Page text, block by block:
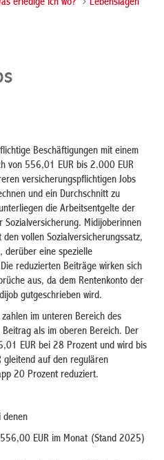
erledige ich wo? Lebenslagen
Beschäftigungen mit einem
von 556,01 EUR bis 2.000 EUR
versicherungspflichtigen Jobs
und ein Durchschnitt zu
die Arbeitsentgelte der
Sozialversicherung. Midijoberinnen
vollen Sozialversicherungssatz,
derüber eine spezielle
reduzierten Beiträge wirken sich
aus, da dem Rentenkonto der
gutgeschrieben wird.
im unteren Bereich des
als im oberen Bereich. Der
EUR bei 28 Prozent und wird bis
gleitend auf den regulären
20 Prozent reduziert.
denen
EUR im Monat (Stand 2025)